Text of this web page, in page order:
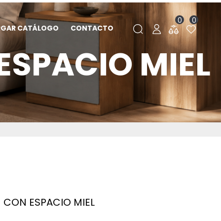
CATÁLOGO CONTACTO
0 0
MIEL
CON ESPACIO MIEL